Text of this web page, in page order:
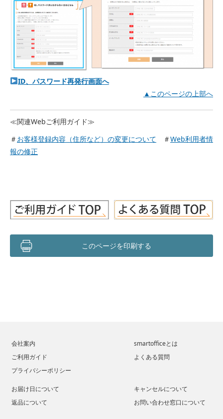
ID、パスワード再発行画面へ
▲このページの上部へ
≪関連Webご利用ガイド≫
＃ お客様登録内容（住所など）の変更について ＃Web利用者情
報の修正
このページを印刷する
会社案内
smartofficeとは
ご利用ガイド
よくある質問
プライバシーポリシー
お届け日について
キャンセルについて
返品について
お問い合わせ窓口について